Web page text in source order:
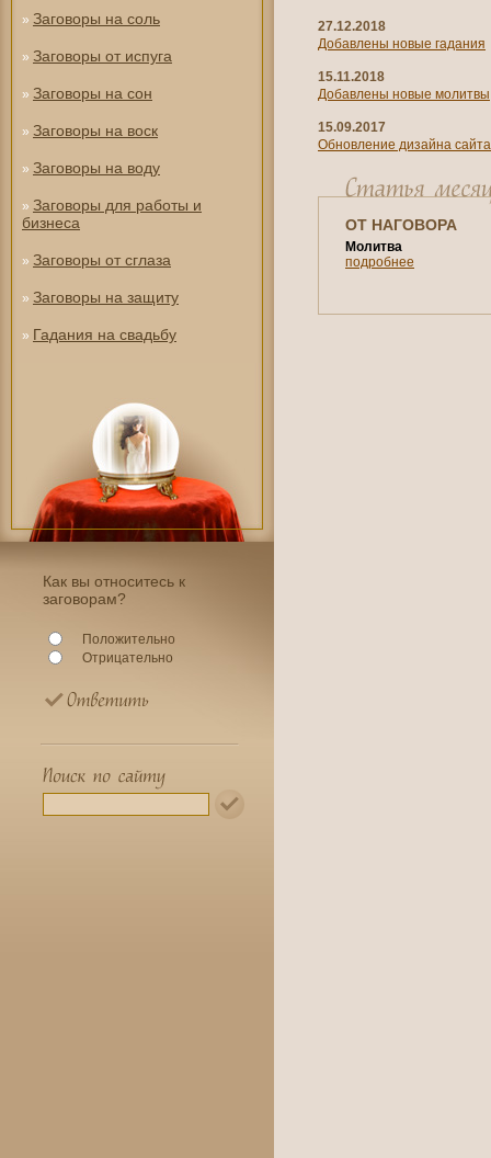
» Заговоры на соль
» Заговоры от испуга
» Заговоры на сон
» Заговоры на воск
» Заговоры на воду
» Заговоры для работы и
бизнеса
» Заговоры от сглаза
» Заговоры на защиту
» Гадания на свадьбу
Как вы относитесь к
заговорам?
Положительно
Отрицательно
27.12.2018
Добавлены новые гадания
15.11.2018
Добавлены новые молитвы
15.09.2017
Обновление дизайна сайта
ОТ НАГОВОРА
Молитва
подробнее